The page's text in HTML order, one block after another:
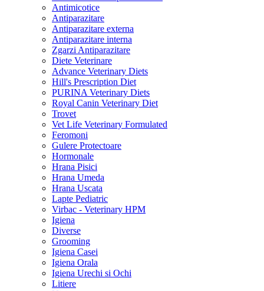
Antimicotice
Antiparazitare
Antiparazitare externa
Antiparazitare interna
Zgarzi Antiparazitare
Diete Veterinare
Advance Veterinary Diets
Hill's Prescription Diet
PURINA Veterinary Diets
Royal Canin Veterinary Diet
Trovet
Vet Life Veterinary Formulated
Feromoni
Gulere Protectoare
Hormonale
Hrana Pisici
Hrana Umeda
Hrana Uscata
Lapte Pediatric
Virbac - Veterinary HPM
Igiena
Diverse
Grooming
Igiena Casei
Igiena Orala
Igiena Urechi si Ochi
Litiere